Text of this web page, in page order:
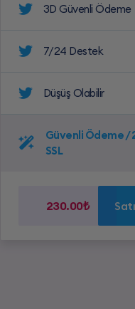
3D Güvenli Ödeme
7/24 Destek
Düşüş Olabilir
Güvenli Ödeme /
SSL
230.00₺